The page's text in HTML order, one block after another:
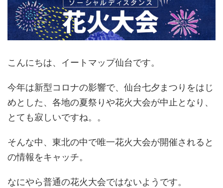
こんにちは、イートマップ仙台です。
今年は新型コロナの影響で、仙台七夕まつりをはじ
めとした、各地の夏祭りや花火大会が中止となり、
とても寂しいですね。。
そんな中、東北の中で唯一花火大会が開催されると
の情報をキャッチ。
なにやら普通の花火大会ではないようです。